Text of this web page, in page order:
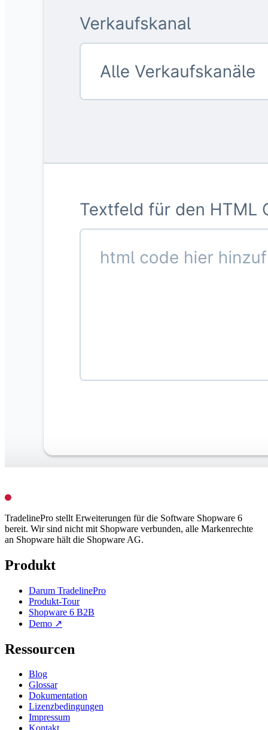
TradelinePro stellt Erweiterungen für die Software Shopware 6
bereit. Wir sind nicht mit Shopware verbunden, alle Markenrechte
an Shopware hält die Shopware AG.
Produkt
Darum TradelinePro
Produkt-Tour
Shopware 6 B2B
Demo ↗
Ressourcen
Blog
Glossar
Dokumentation
Lizenzbedingungen
Impressum